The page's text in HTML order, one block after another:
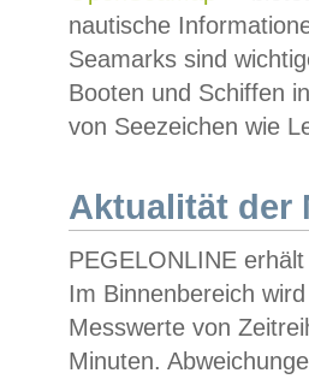
nautische
Seamarks sind
Booten und Schiffen
von Seezeichen wie
Aktualität der
PEGELONLINE
Im Binnenbereich
Messwerte von
Minuten.